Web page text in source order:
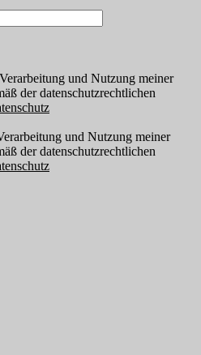
und Nutzung meiner
der datenschutzrechtlichen
und Nutzung meiner
der datenschutzrechtlichen